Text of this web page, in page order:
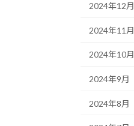
2024年12月
2024年11月
2024年10月
2024年9月
2024年8月